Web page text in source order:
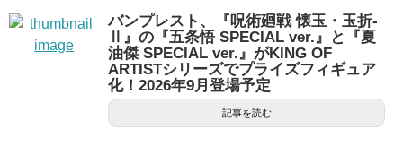
バンプレスト、『呪術廻戦 懐玉・玉折-
Ⅱ』の『五条悟 SPECIAL ver.』と『夏
油傑 SPECIAL ver.』がKING OF
ARTISTシリーズでプライズフィギュア
化！2026年9月登場予定
記事を読む